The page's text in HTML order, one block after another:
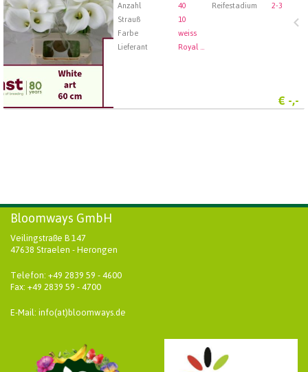
Anzahl
40 Reifestadium
2-3
Strauß
10
Farbe
weiss
Lieferant
Royal FloraHolland Aalsmeer
€ -,-
Bloomways GmbH
Veilingstraße B 147
47638 Straelen - Herongen
Telefon: +49 2839 59 - 4600
Fax: +49 2839 59 - 4700
E-Mail: info(at)bloomways.de